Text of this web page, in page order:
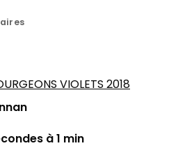
VIOLETS 2018
à 1 min